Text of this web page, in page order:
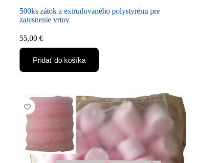
500ks zátok z extrudovaného polystyrénu pre
zatesnenie vrtov
55,00 €
Pridať do košíka